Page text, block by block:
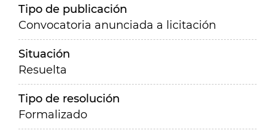
Tipo de publicación
Convocatoria anunciada a licitación
Situación
Resuelta
Tipo de resolución
Formalizado